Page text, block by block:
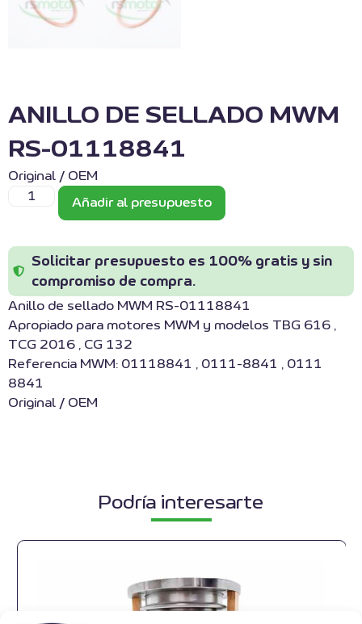
ANILLO DE SELLADO MWM
RS-01118841
Original / OEM
Añadir al presupuesto
Solicitar presupuesto es 100% gratis y sin
compromiso de compra.
Anillo de sellado MWM RS-01118841
Apropiado para motores MWM y modelos TBG 616 ,
TCG 2016 , CG 132
Referencia MWM: 01118841 , 0111-8841 , 0111
8841
Original / OEM
Podría interesarte